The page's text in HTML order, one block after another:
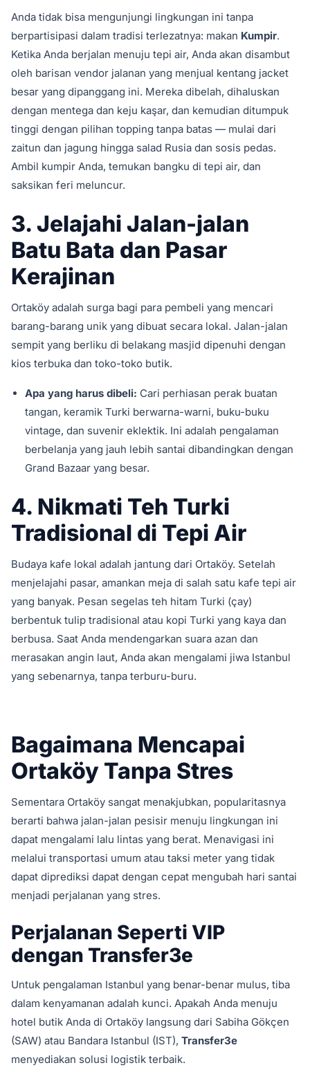
Anda tidak bisa mengunjungi lingkungan ini tanpa
berpartisipasi dalam tradisi terlezatnya: makan Kumpir.
Ketika Anda berjalan menuju tepi air, Anda akan disambut
oleh barisan vendor jalanan yang menjual kentang jacket
besar yang dipanggang ini. Mereka dibelah, dihaluskan
dengan mentega dan keju kaşar, dan kemudian ditumpuk
tinggi dengan pilihan topping tanpa batas — mulai dari
zaitun dan jagung hingga salad Rusia dan sosis pedas.
Ambil kumpir Anda, temukan bangku di tepi air, dan
saksikan feri meluncur.
3. Jelajahi Jalan-jalan
Batu Bata dan Pasar
Kerajinan
Ortaköy adalah surga bagi para pembeli yang mencari
barang-barang unik yang dibuat secara lokal. Jalan-jalan
sempit yang berliku di belakang masjid dipenuhi dengan
kios terbuka dan toko-toko butik.
Apa yang harus dibeli: Cari perhiasan perak buatan
tangan, keramik Turki berwarna-warni, buku-buku
vintage, dan suvenir eklektik. Ini adalah pengalaman
berbelanja yang jauh lebih santai dibandingkan dengan
Grand Bazaar yang besar.
4. Nikmati Teh Turki
Tradisional di Tepi Air
Budaya kafe lokal adalah jantung dari Ortaköy. Setelah
menjelajahi pasar, amankan meja di salah satu kafe tepi air
yang banyak. Pesan segelas teh hitam Turki (çay)
berbentuk tulip tradisional atau kopi Turki yang kaya dan
berbusa. Saat Anda mendengarkan suara azan dan
merasakan angin laut, Anda akan mengalami jiwa Istanbul
yang sebenarnya, tanpa terburu-buru.
Bagaimana Mencapai
Ortaköy Tanpa Stres
Sementara Ortaköy sangat menakjubkan, popularitasnya
berarti bahwa jalan-jalan pesisir menuju lingkungan ini
dapat mengalami lalu lintas yang berat. Menavigasi ini
melalui transportasi umum atau taksi meter yang tidak
dapat diprediksi dapat dengan cepat mengubah hari santai
menjadi perjalanan yang stres.
Perjalanan Seperti VIP
dengan Transfer3e
Untuk pengalaman Istanbul yang benar-benar mulus, tiba
dalam kenyamanan adalah kunci. Apakah Anda menuju
hotel butik Anda di Ortaköy langsung dari Sabiha Gökçen
(SAW) atau Bandara Istanbul (IST), Transfer3e
menyediakan solusi logistik terbaik.